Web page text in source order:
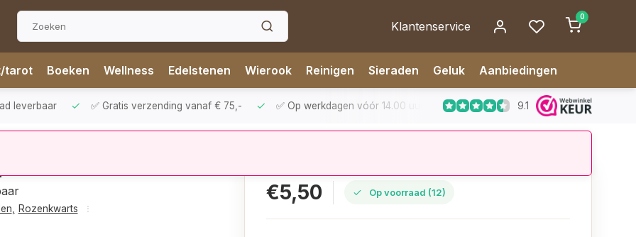
Klantenservice
0
tarot Boeken Wellness Edelstenen Wierook Reinigen Sieraden Geluk Aanbiedingen
leverbaar ✅ Gratis verzending vanaf € 75,- ✅ Op werkdagen vóór 14.00 uur besteld, zelfde dag verzonden
9.1
Rozenkwarts
€5,50 Op voorraad (12)